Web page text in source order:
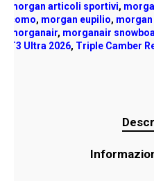
morgan articoli sportivi,
como, morgan eupilio,
morganair, morganair
T3 Ultra 2026, Triple Camber